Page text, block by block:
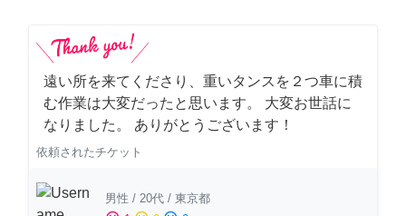
遠い所を来てくださり、重いタンスを２つ車に積
む作業は大変だったと思います。 大変お世話に
なりました。 ありがとうございます！
依頼されたチケット
男性 / 20代 / 東京都